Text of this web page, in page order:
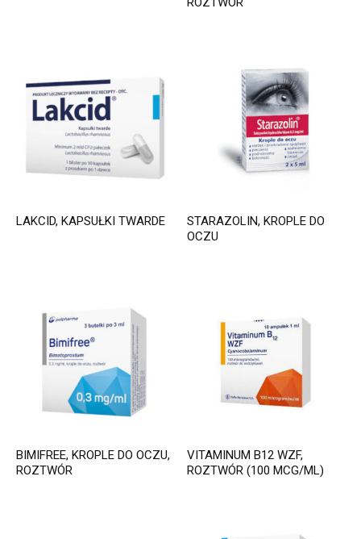
LAKCID, KAPSUŁKI TWARDE
STARAZOLIN, KROPLE DO
OCZU
BIMIFREE, KROPLE DO OCZU,
ROZTWÓR
VITAMINUM B12 WZF,
ROZTWÓR (100 MCG/ML)